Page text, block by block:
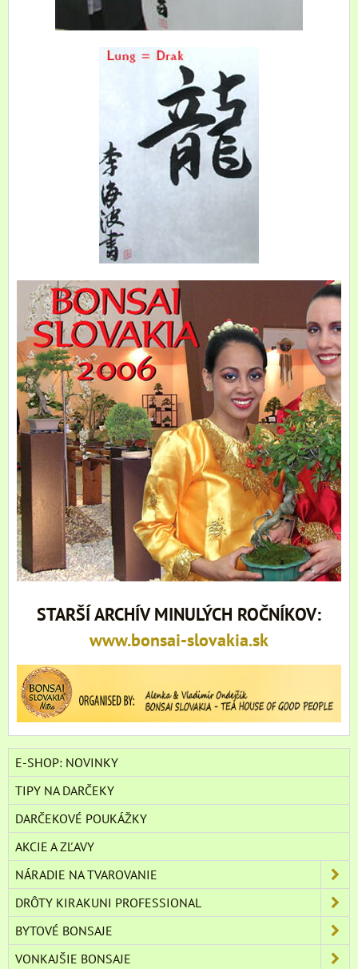
STARŠÍ ARCHÍV MINULÝCH ROČNÍKOV:
www.bonsai-slovakia.sk
E-SHOP: NOVINKY
TIPY NA DARČEKY
DARČEKOVÉ POUKÁŽKY
AKCIE A ZĽAVY
NÁRADIE NA TVAROVANIE
DRÔTY KIRAKUNI PROFESSIONAL
BYTOVÉ BONSAJE
VONKAJŠIE BONSAJE